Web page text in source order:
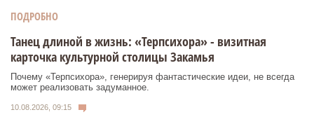
ПОДРОБНО
Танец длиной в жизнь: «Терпсихора» - визитная
карточка культурной столицы Закамья
Почему «Терпсихора», генерируя фантастические идеи, не всегда
может реализовать задуманное.
10.08.2026, 09:15